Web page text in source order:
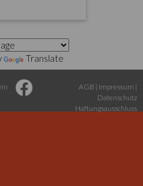
Translate
AGB | Impressum |
Datenschutz
Haftungsausschluss